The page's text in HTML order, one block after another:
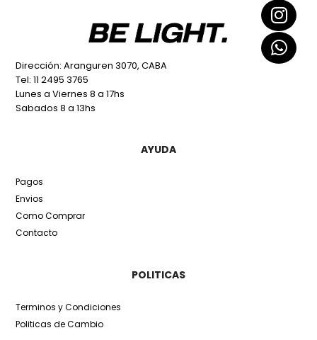
Dirección: Aranguren 3070, CABA
Tel: 11 2495 3765
Lunes a Viernes 8 a 17hs
Sabados 8 a 13hs
AYUDA
Pagos
Envios
Como Comprar
Contacto
POLITICAS
Terminos y Condiciones
Politicas de Cambio